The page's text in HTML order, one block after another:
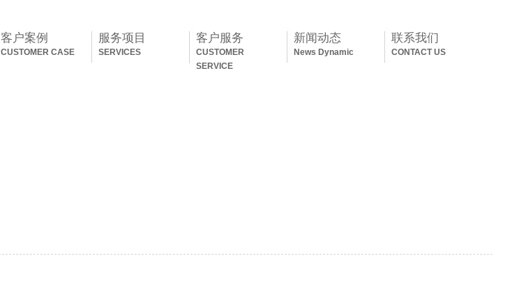
客户案例
CUSTOMER CASE
服务项目
SERVICES
客户服务
CUSTOMER
SERVICE
新闻动态
News Dynamic
联系我们
CONTACT US